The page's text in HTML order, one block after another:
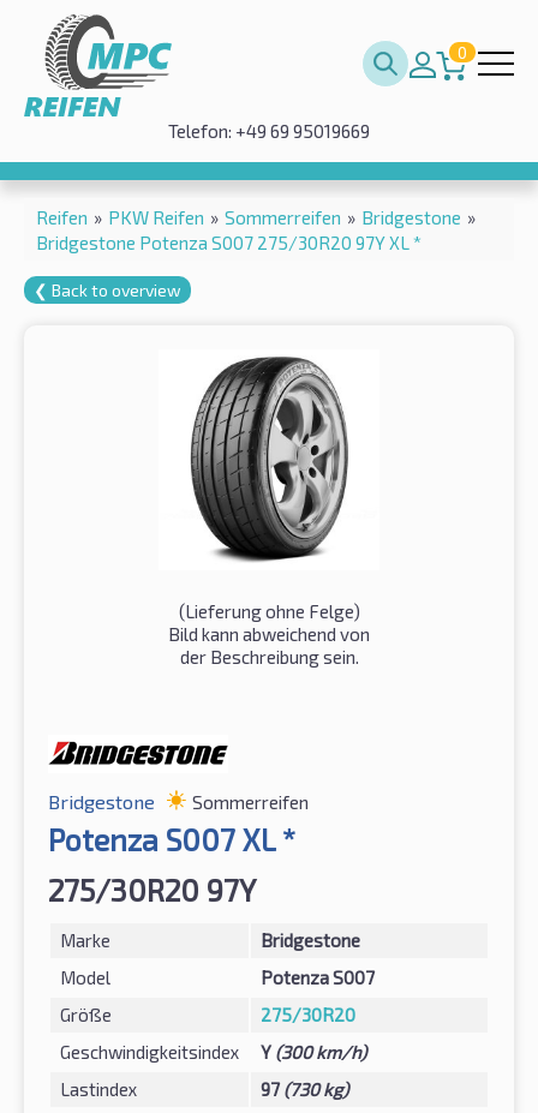
0
Telefon: +49 69 95019669
Reifen » PKW Reifen » Sommerreifen » Bridgestone »
Bridgestone Potenza S007 275/30R20 97Y XL *
❮ Back to overview
(Lieferung ohne Felge)
Bild kann abweichend von
der Beschreibung sein.
Bridgestone Sommerreifen
Potenza S007 XL *
275/30R20 97Y
Marke
Bridgestone
Model
Potenza S007
Größe
275/30R20
Geschwindigkeitsindex
Y (300 km/h)
Lastindex
97 (730 kg)